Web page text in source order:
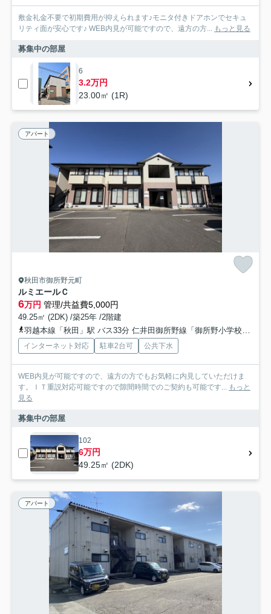
敷金礼金不要で初期費用が抑えられます♪モニタ付きドアホンでセキュ
リティ面が安心です♪ WEB内見が可能ですので、遠方の方... もっと見る
募集中の部屋
6
3.2万円
23.00㎡ (1R)
アパート
秋田市御所野元町
ルミエールＣ
6万円 管理/共益費5,000円
49.25㎡ (2DK) /築25年 /2階建
羽越本線「秋田」駅 バス33分 仁井田御所野線「御所野小学校入口」 停歩7分
インターネット対応 駐車2台可 公共下水
WEB内見が可能ですので、遠方の方でもお気軽に内見していただけま
す。ＩＴ重説対応可能ですので隙間時間でのご契約も可能です... もっと
見る
募集中の部屋
102
6万円
49.25㎡ (2DK)
アパート